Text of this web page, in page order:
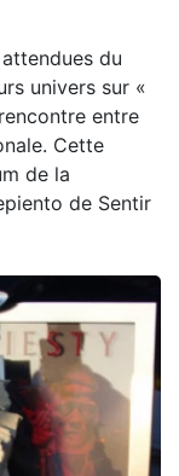
du
univers sur «
entre
Cette
de la
de Sentir